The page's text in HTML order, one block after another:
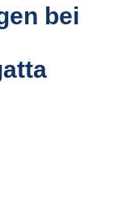
bei